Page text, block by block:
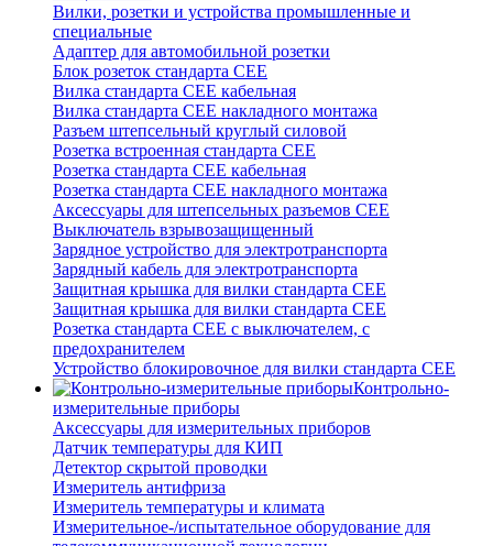
Вилки, розетки и устройства промышленные и
специальные
Адаптер для автомобильной розетки
Блок розеток стандарта CEE
Вилка стандарта CEE кабельная
Вилка стандарта CEE накладного монтажа
Разъем штепсельный круглый силовой
Розетка встроенная стандарта CEE
Розетка стандарта СЕЕ кабельная
Розетка стандарта СЕЕ накладного монтажа
Аксессуары для штепсельных разъемов CEE
Выключатель взрывозащищенный
Зарядное устройство для электротранспорта
Зарядный кабель для электротранспорта
Защитная крышка для вилки стандарта CEE
Защитная крышка для вилки стандарта CEE
Розетка стандарта СЕЕ с выключателем, с
предохранителем
Устройство блокировочное для вилки стандарта CEE
Контрольно-
измерительные приборы
Аксессуары для измерительных приборов
Датчик температуры для КИП
Детектор скрытой проводки
Измеритель антифриза
Измеритель температуры и климата
Измерительное-/испытательное оборудование для